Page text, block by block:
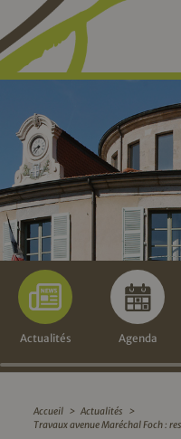
Actualités Agenda
Accueil > Actualités
>
Travaux avenue Maréchal Foch :